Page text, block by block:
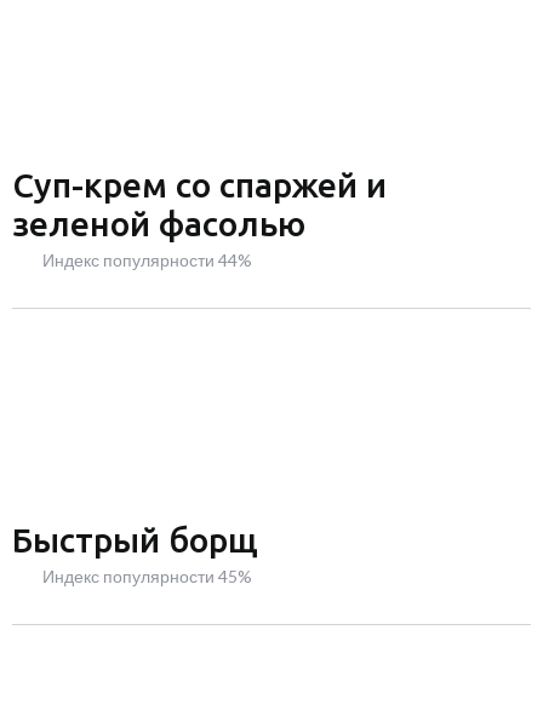
Суп-крем со спаржей и
зеленой фасолью
Индекс популярности 44%
Быстрый борщ
Индекс популярности 45%